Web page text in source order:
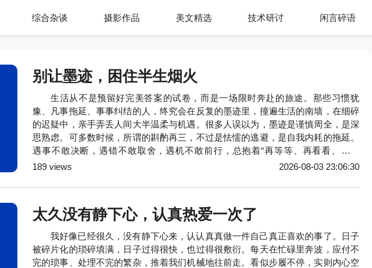
综合杂谈 摄影作品 美文精选 技术研讨 闲言碎语
别让墨迹，困住半生烟火
生活从不是预留好完美答案的试卷，而是一场限时奔赴的旅途。那些习惯犹
豫、凡事拖延、事事纠结的人，终究会在反复的墨迹里，撞遍生活的南墙，在细碎
的迟疑中，亲手弄丢人间大半温柔与机遇。很多人误以为，墨迹是谨慎周全，是深
思熟虑。可多数时候，所谓的斟酌再三，不过是怯懦的逃避，是自我内耗的拖延。
遇事不敢决断，遇错不敢取舍，遇机不敢前行，总抱着“再等等、再看看、再完
善”的心态，殊不知时光不等人，世事不留白，生活最不纵容的，就是无休止的迟
豫间，晨光已然掠过窗台，整日的计划仓促打乱；遇事纠结利弊得失，反
189 views 2026-08-03 23:06:30
太久没有静下心，认真热爱一次了
我好像已经很久，没有静下心来，认认真真做一件自己真正喜欢的事了。日子
被碎片化的琐碎填满，日子过得很快，也过得很敷衍。每天在忙碌里奔波，应付不
完的琐事、处理不完的繁杂，推着我们机械地往前走。看似步履不停，实则内心空